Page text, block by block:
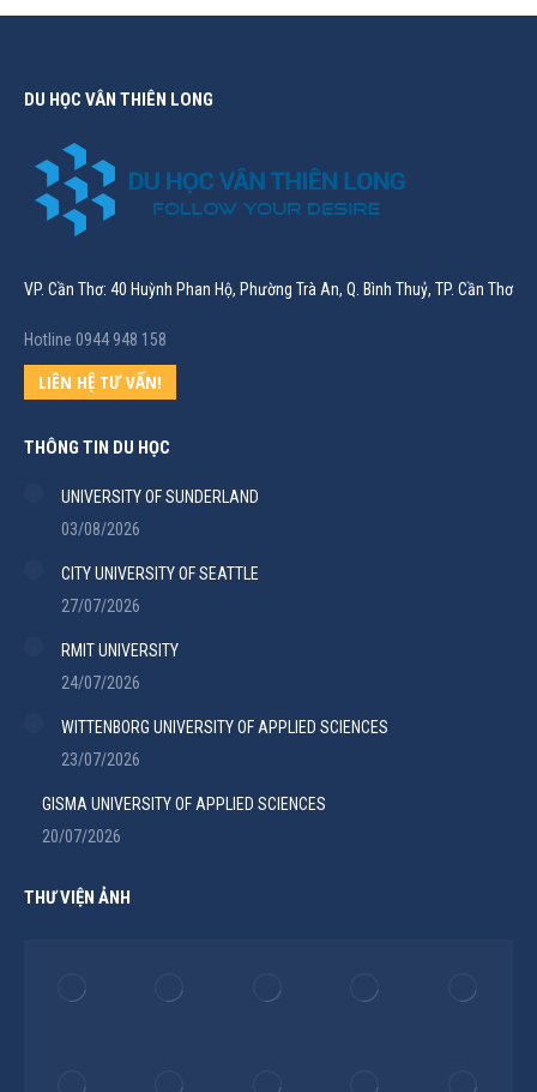
DU HỌC VÂN THIÊN LONG
VP. Cần Thơ: 40 Huỳnh Phan Hộ, Phường Trà An, Q. Bình Thuỷ, TP. Cần Thơ
Hotline 0944 948 158
LIÊN HỆ TƯ VẤN!
THÔNG TIN DU HỌC
UNIVERSITY OF SUNDERLAND
03/08/2026
CITY UNIVERSITY OF SEATTLE
27/07/2026
RMIT UNIVERSITY
24/07/2026
WITTENBORG UNIVERSITY OF APPLIED SCIENCES
23/07/2026
GISMA UNIVERSITY OF APPLIED SCIENCES
20/07/2026
THƯ VIỆN ẢNH